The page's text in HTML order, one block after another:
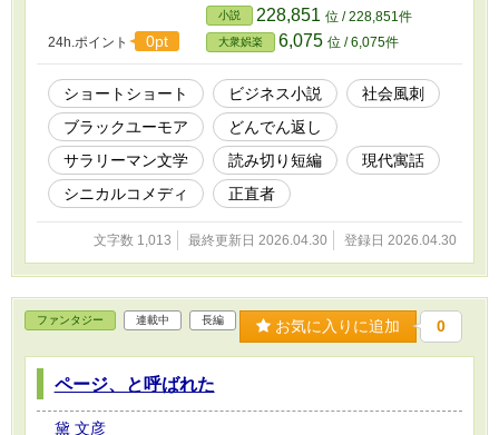
チームリーダー、課長、部長、役員、そして社
長へ——。 正直者が、頂点に立つ。 だがある
日、株主総会で問われた。「今後の見通し
は？」 田中は、初めてマイクを置いた。 わから
ない、ということが——初めてわかった。 笑え
て、少しだけ怖い。現代の組織と「誠実さ」の
限界を問う一篇。
24h.ポイント 0pt
小説 228,851 位 / 228,851件
大衆娯楽 6,075 位 / 6,075件
ショートショート ビジネス小説
社会風刺
ブラックユーモア
どんでん返し
サラリーマン文学
読み切り短編
現代寓話
シニカルコメディ
正直者
文字数 1,013 最終更新日 2026.04.30 登録日 2026.04.30
ファンタジー 連載中 長編 お気に入りに追加 0
ページ、と呼ばれた
黛 文彦